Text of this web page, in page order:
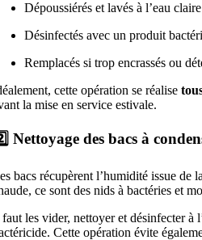
Dépoussiérés et lavés à l’eau claire
Désinfectés avec un produit
Remplacés si trop encrassés ou
cette opération se réalise
la mise en service estivale.
Nettoyage des bacs à
bacs récupèrent l’humidité issue de
ce sont des nids à bactéries et
les vider, nettoyer et désinfecter à
Cette opération évite